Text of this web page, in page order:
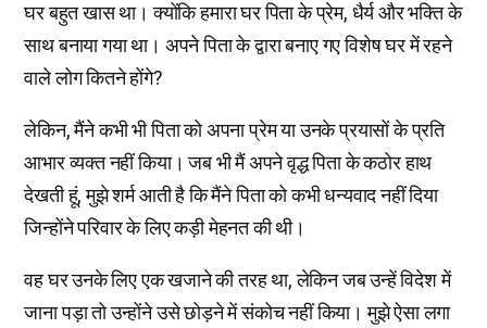
घर बहुत खास था। क्योंकि हमारा घर पिता के प्रेम, धैर्य और भक्ति के
साथ बनाया गया था। अपने पिता के द्वारा बनाए गए विशेष घर में रहने
वाले लोग कितने होंगे?
लेकिन, मैंने कभी भी पिता को अपना प्रेम या उनके प्रयासों के प्रति
आभार व्यक्त नहीं किया। जब भी मैं अपने वृद्ध पिता के कठोर हाथ
देखती हूं, मुझे शर्म आती है कि मैंने पिता को कभी धन्यवाद नहीं दिया
जिन्होंने परिवार के लिए कड़ी मेहनत की थी।
वह घर उनके लिए एक खजाने की तरह था, लेकिन जब उन्हें विदेश में
जाना पड़ा तो उन्होंने उसे छोड़ने में संकोच नहीं किया। मुझे ऐसा लगा